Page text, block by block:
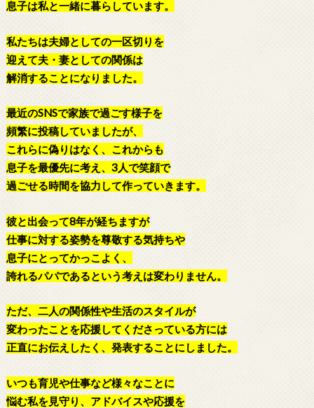
息子は私と一緒に暮らしています。
私たちは夫婦としての一区切りを
迎えて夫・妻としての関係は
解消することになりました。
最近のSNSで家族で過ごす様子を
頻繁に投稿していましたが、
これらに偽りはなく、これからも
息子を最優先に考え、3人で笑顔で
過ごせる時間を協力して作っていきます。
彼と出会って8年が経ちますが
仕事に対する姿勢を尊敬する気持ちや
息子にとってかっこよく、
誇れるパパであるという考えは変わりません。
ただ、二人の関係性や生活のスタイルが
変わったことを応援してくださっている方には
正直にお伝えしたく、発表することにしました。
いつも育児や仕事など様々なことに
悩む私を見守り、アドバイスや応援を